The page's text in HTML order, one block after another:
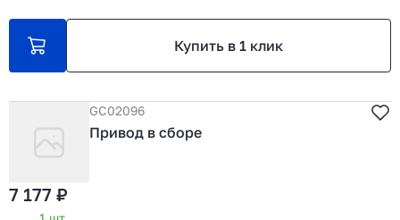
Купить в 1 клик
GC02096
Привод в сборе
7 177 ₽